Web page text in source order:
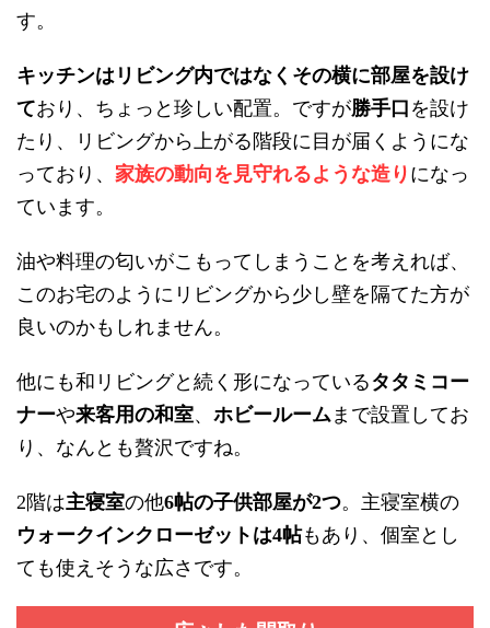
す。
キッチンはリビング内ではなくその横に部屋を設け
ており、ちょっと珍しい配置。ですが勝手口を設け
たり、リビングから上がる階段に目が届くようにな
っており、 家族の動向を見守れるような造りになっ
ています。
油や料理の匂いがこもってしまうことを考えれば、
このお宅のようにリビングから少し壁を隔てた方が
良いのかもしれません。
他にも和リビングと続く形になっているタタミコー
ナーや来客用の和室、 ホビールーム まで設置してお
り、なんとも贅沢ですね。
2階は主寝室の他6帖の子供部屋が2つ。主寝室横の
ウォークインクローゼットは4帖もあり、個室とし
ても使えそうな広さです。